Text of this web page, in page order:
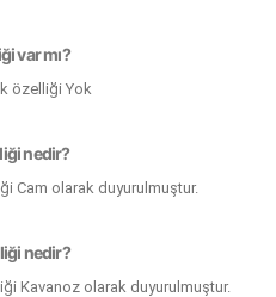
var mı?
özelliği Yok
nedir?
Cam olarak duyurulmuştur.
nedir?
Kavanoz olarak duyurulmuştur.